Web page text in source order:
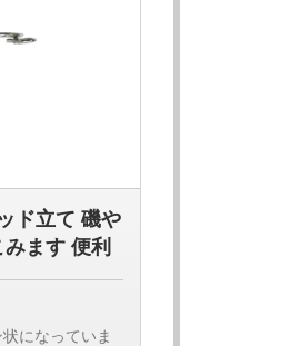
ド立て 磯や
ます 便利
になっていま